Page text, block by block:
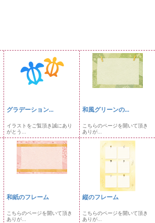
グラデーション...
イラストをご覧頂き誠にあり
がとう...
和風グリーンの...
こちらのページを開いて頂き
ありが...
和紙のフレーム
こちらのページを開いて頂き
ありが...
縦のフレーム
こちらのページを開いて頂き
ありが...